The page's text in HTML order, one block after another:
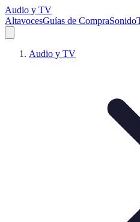
Audio y TV
AltavocesGuías de CompraSonido
Audio y TV